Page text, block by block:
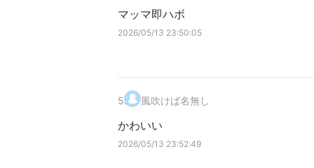
マッマ即ハボ
2026/05/13 23:50:05
5. 風吹けば名無し
かわいい
2026/05/13 23:52:49